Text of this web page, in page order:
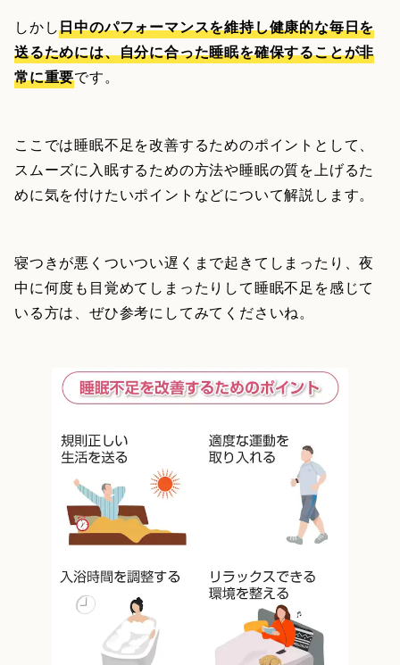
しかし日中のパフォーマンスを維持し健康的な毎日を
送るためには、自分に合った睡眠を確保することが非
常に重要です。
ここでは睡眠不足を改善するためのポイントとして、
スムーズに入眠するための方法や睡眠の質を上げるた
めに気を付けたいポイントなどについて解説します。
寝つきが悪くついつい遅くまで起きてしまったり、夜
中に何度も目覚めてしまったりして睡眠不足を感じて
いる方は、ぜひ参考にしてみてくださいね。